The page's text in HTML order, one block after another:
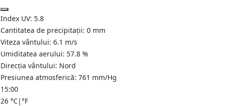
Index UV: 5.8
Cantitatea de precipitații: 0 mm
Viteza vântului: 6.1 m/s
Umiditatea aerului: 57.8 %
Direcția vântului: Nord
Presiunea atmosferică: 761 mm/Hg
15:00
26 °C|°F